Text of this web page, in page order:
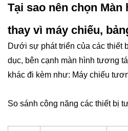
Tại sao nên chọn
thay vì máy chiếu,
Dưới sự phát triển của các thiết
dục, bên cạnh màn hình tương
khác đi kèm như: Máy chiếu
So sánh công năng các thiết bị